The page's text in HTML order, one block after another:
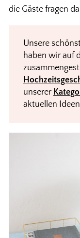
die Gäste fragen
Unsere
haben wir auf
unserer
aktuellen